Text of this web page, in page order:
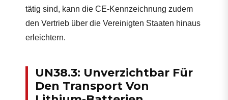
tätig sind, kann die CE-Kennzeichnung zudem
den Vertrieb über die Vereinigten Staaten hinaus
erleichtern.
UN38.3: Unverzichtbar Für
Den Transport Von